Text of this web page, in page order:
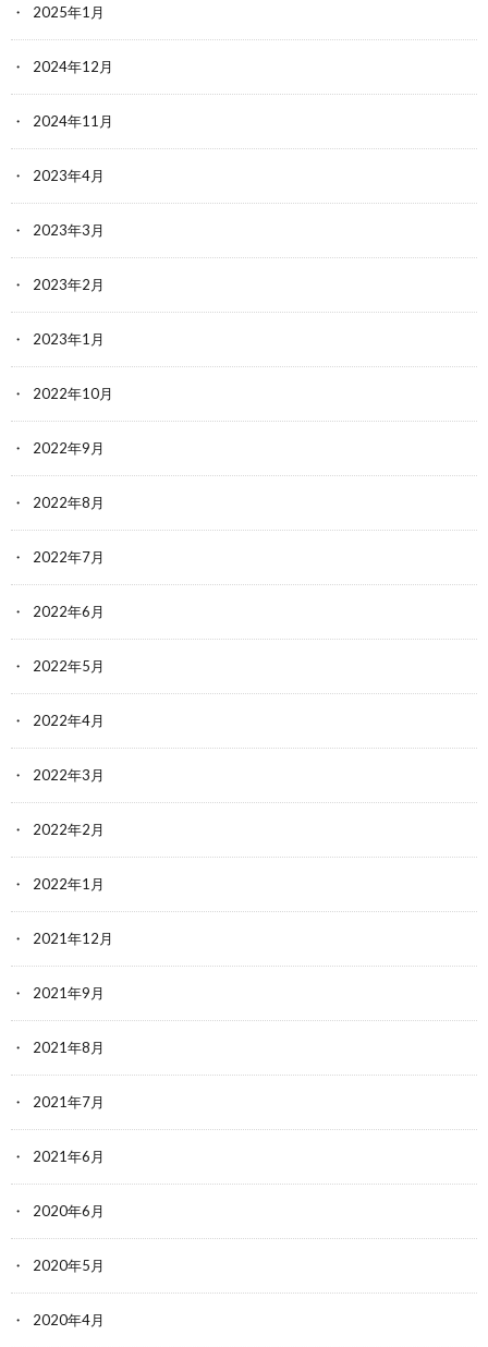
2025年1月
2024年12月
2024年11月
2023年4月
2023年3月
2023年2月
2023年1月
2022年10月
2022年9月
2022年8月
2022年7月
2022年6月
2022年5月
2022年4月
2022年3月
2022年2月
2022年1月
2021年12月
2021年9月
2021年8月
2021年7月
2021年6月
2020年6月
2020年5月
2020年4月